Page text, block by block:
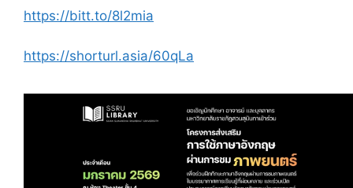
https://bitt.to/8l2mia
https://shorturl.asia/60qLa